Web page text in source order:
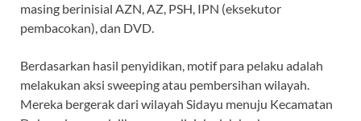
masing berinisial AZN, AZ, PSH, IPN (eksekutor
pembacokan), dan DVD.
Berdasarkan hasil penyidikan, motif para pelaku adalah
melakukan aksi sweeping atau pembersihan wilayah.
Mereka bergerak dari wilayah Sidayu menuju Kecamatan